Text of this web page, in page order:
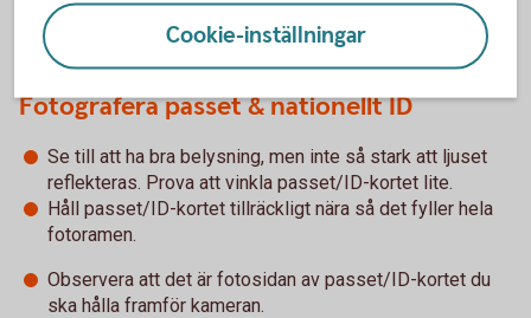
Tips! Så gör du
Fotografera passet & nationellt ID
Se till att ha bra belysning, men inte så stark att ljuset
reflekteras. Prova att vinkla passet/ID-kortet lite.
Håll passet/ID-kortet tillräckligt nära så det fyller hela
fotoramen.
Observera att det är fotosidan av passet/ID-kortet du
ska hålla framför kameran.
Cookie-inställningar